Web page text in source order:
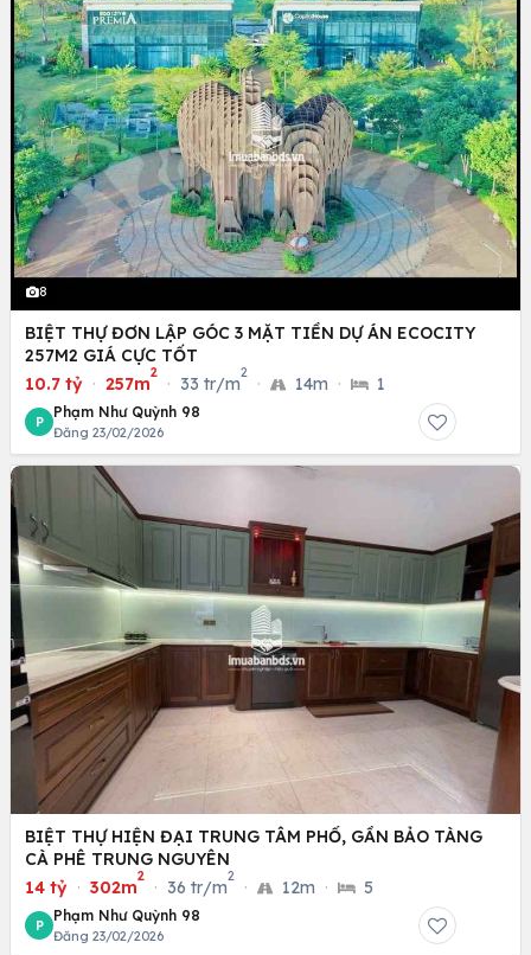
8
BIỆT THỰ ĐƠN LẬP GÓC 3 MẶT TIỀN DỰ ÁN ECOCITY
257M2 GIÁ CỰC TỐT
10.7 tỷ · 257m
2
· 33 tr/m
2
· 14m · 1
P
Phạm Như Quỳnh 98
Đăng 23/02/2026
BIỆT THỰ HIỆN ĐẠI TRUNG TÂM PHỐ, GẦN BẢO TÀNG
CÀ PHÊ TRUNG NGUYÊN
14 tỷ · 302m
2
· 36 tr/m
2
· 12m · 5
P
Phạm Như Quỳnh 98
Đăng 23/02/2026